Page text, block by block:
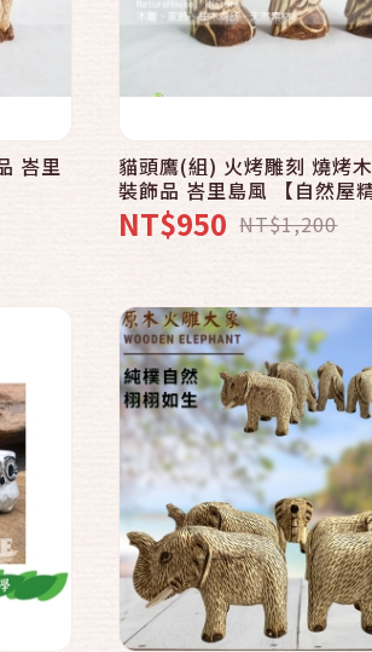
貓頭鷹(組) 火烤雕刻 燒烤木雕 擺飾
裝飾品 峇里島風 【
NT$950 NT$1,200
快速結帳
加入購物車
快速結帳